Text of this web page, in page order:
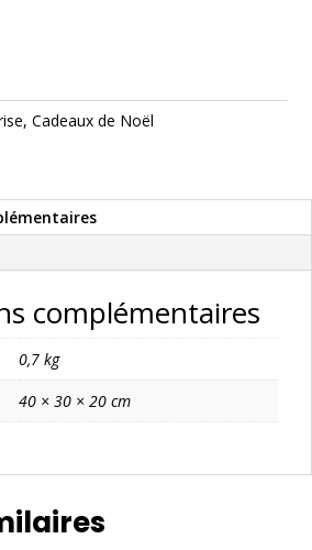
,Cadeaux de Noël
complémentaires
0,7 kg
40 × 30 × 20 cm